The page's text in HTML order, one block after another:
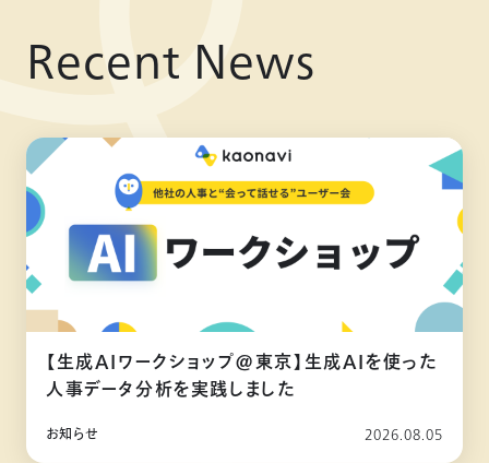
Recent News
【生成AIワークショップ@東京】生成AIを使った
人事データ分析を実践しました
お知らせ 2026.08.05